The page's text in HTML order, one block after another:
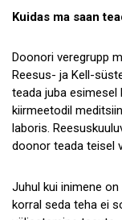
Kuidas ma saan
Doonori veregrupp
Reesus- ja Kell-
teada juba
kiirmeetodil
laboris.
doonor teada teisel
Juhul kui inimene
korral seda teha ei